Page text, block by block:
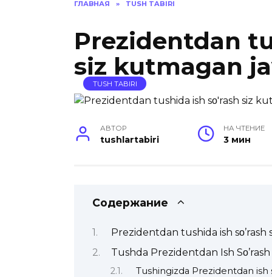
ГЛАВНАЯ » TUSH TABIRI
Prezidentdan
siz kutmagan
TUSH TABIRI
АВТОР
tushlartabiri
НА ЧТЕНИЕ
3 мин
Содержание
Prezidentdan tushida ish
Tushda Prezidentdan Ish Sο’rash
Tushingizda Prezidentdan ish